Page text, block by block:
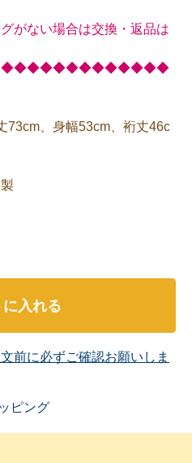
がない場合は交換・返品は
73cm、身幅53cm、裄丈46c
に入れる
前に必ずご確認お願いしま